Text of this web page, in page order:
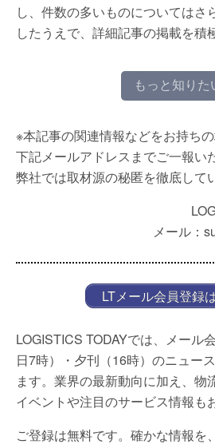
し、件数の多いものについてはさ
したうえで、詳細記事の掲載を積
もっと知りた
※本記事の関連情報などをお持ち
下記メールアドレスまでご一報い
弊社では取材源の秘匿を徹底して
メール：
LTメール会員登録
LOGISTICS TODAYでは、メール
日7時）・夕刊（16時）のニュー
ます。業界の最新動向に加え、物
イベントや注目のサービス情報も
ご登録は無料です。確かな情報を